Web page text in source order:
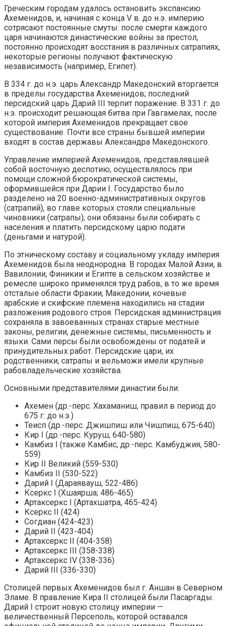
Греческим городам удалось остановить экспансию
Ахеменидов, и, начиная с конца V в. до н.э. империю
сотрясают постоянные смуты: после смерти каждого
царя начинаются династические войны за престол,
постоянно происходят восстания в различных сатрапиях,
некоторые регионы получают фактическую
независимость (например, Египет).
В 334 г. до н.э. царь Александр Македонский вторгается
в пределы государства Ахеменидов; последний
персидский царь Дарий III терпит поражение. В 331 г. до
н.э. происходит решающая битва при Гавгамелах, после
которой империя Ахеменидов прекращает свое
существование. Почти все страны бывшей империи
входят в состав державы Александра Македонского.
Управление империей Ахеменидов, представлявшей
собой восточную деспотию, осуществлялось при
помощи сложной бюрократической системы,
оформившейся при Дарии I. Государство было
разделено на 20 военно-административных округов
(сатрапий), во главе которых стояли специальные
чиновники (сатрапы); они обязаны были собирать с
населения и платить персидскому царю подати
(деньгами и натурой).
По этническому составу и социальному укладу империя
Ахеменидов была неоднородна. В городах Малой Азии, в
Вавилонии, Финикии и Египте в сельском хозяйстве и
ремесле широко применялся труд рабов, в то же время
отсталые области Фракии, Македонии, кочевые
арабские и скифские племена находились на стадии
разложения родового строя. Персидская администрация
сохраняла в завоеванных странах старые местные
законы, религии, денежные системы, письменность и
языки. Сами персы были освобождены от податей и
принудительных работ. Персидские цари, их
родственники, сатрапы и вельможи имели крупные
рабовладельческие хозяйства.
Основными представителями династии были:
Ахемен (др.-перс. Хахаманиш, правил в период до
675 г. до н.э.)
Теисп (др.-перс. Джишпиш или Чишпиш, 675-640)
Кир I (др.-перс. Куруш, 640-580)
Камбиз I (также Камбис, др.-перс. Камбуджия, 580-
559)
Кир II Великий (559-530)
Камбиз II (530-522)
Дарий I (Дараявауш, 522-486)
Ксеркс I (Хшаярша; 486-465)
Артаксеркс I (Артахшатра, 465-424)
Ксеркс II (424)
Согдиан (424-423)
Дарий II (423-404)
Артаксеркс II (404-358)
Артаксеркс III (358-338)
Артаксеркс IV (338-336)
Дарий III (336-330)
Столицей первых Ахеменидов был г. Аншан в Северном
Эламе. В правление Кира II столицей были Пасаргады.
Дарий I строит новую столицу империи —
величественный Персеполь, которой оставался